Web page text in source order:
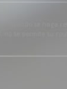
cuando se haga